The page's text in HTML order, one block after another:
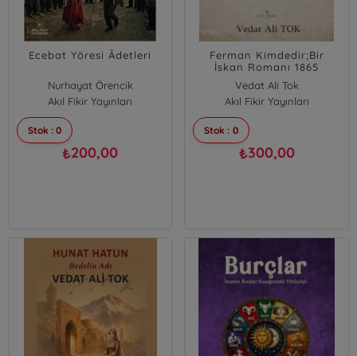
Ecebat Yöresi Âdetleri
Nurhayat Örencik
Akıl Fikir Yayınları
Stok : 0
₺200,00
Ferman Kimdedir;Bir
İskan Romanı 1865
Vedat Ali Tok
Akıl Fikir Yayınları
Stok : 0
₺300,00